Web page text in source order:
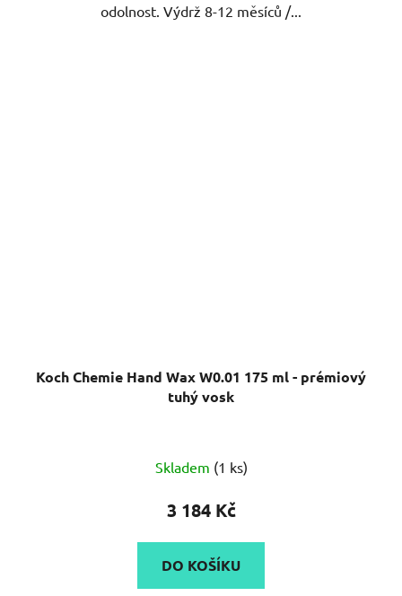
odolnost. Výdrž 8-12 měsíců /...
Koch Chemie Hand Wax W0.01 175 ml - prémiový
tuhý vosk
Skladem (1 ks)
3 184 Kč
DO KOŠÍKU